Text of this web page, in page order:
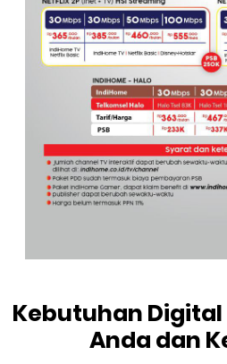
Kebutuhan
Anda dan